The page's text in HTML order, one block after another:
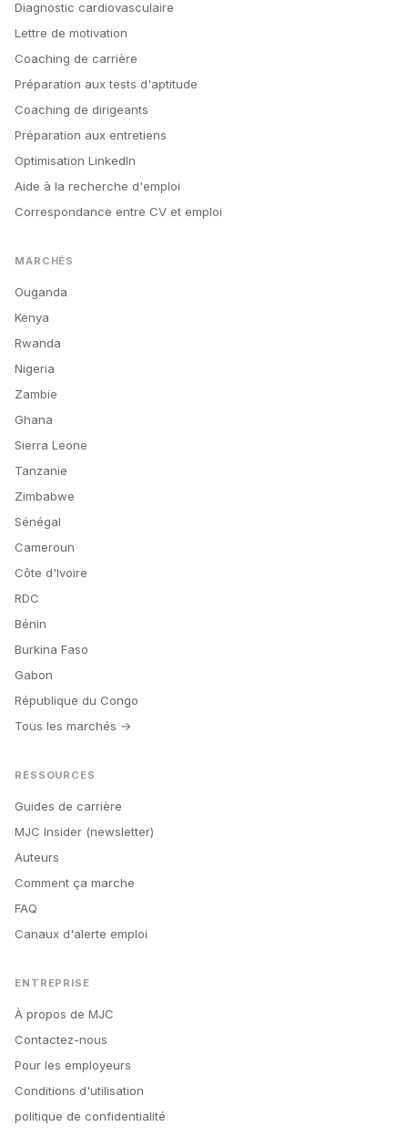
Diagnostic cardiovasculaire
Lettre de motivation
Coaching de carrière
Préparation aux tests d'aptitude
Coaching de dirigeants
Préparation aux entretiens
Optimisation LinkedIn
Aide à la recherche d'emploi
Correspondance entre CV et emploi
MARCHÉS
Ouganda
Kenya
Rwanda
Nigeria
Zambie
Ghana
Sierra Leone
Tanzanie
Zimbabwe
Sénégal
Cameroun
Côte d'Ivoire
RDC
Bénin
Burkina Faso
Gabon
République du Congo
Tous les marchés →
RESSOURCES
Guides de carrière
MJC Insider (newsletter)
Auteurs
Comment ça marche
FAQ
Canaux d'alerte emploi
ENTREPRISE
À propos de MJC
Contactez-nous
Pour les employeurs
Conditions d'utilisation
politique de confidentialité